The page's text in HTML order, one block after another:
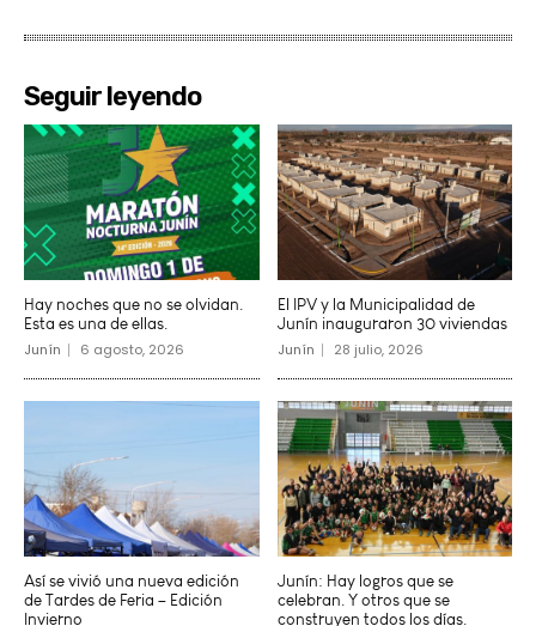
Seguir leyendo
Hay noches que no se olvidan.
Esta es una de ellas.
Junín 6 agosto, 2026
El IPV y la Municipalidad de
Junín inauguraron 30 viviendas
Junín 28 julio, 2026
Así se vivió una nueva edición
de Tardes de Feria – Edición
Invierno
Junín: Hay logros que se
celebran. Y otros que se
construyen todos los días.